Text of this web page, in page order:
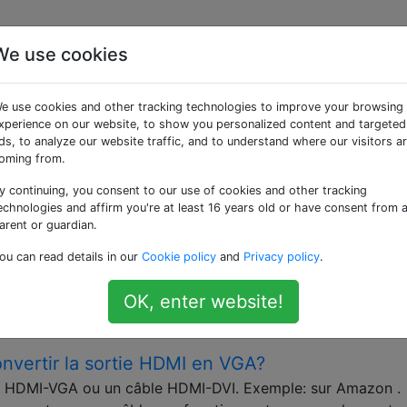
«hdmi»
Avec le RCA composite, HDMI est l'une des deux
Pi à activer HDMI?
connecté via HDMI à un téléviseur HD stupide. (Ne
le téléviseur (à la source et l'affichage via la
Si j'allume le Raspbmc et le téléviseur, mais que
la sortie HDMI en VGA?
VGA ou un câble HDMI-DVI. Exemple: sur Amazon .
use cookies
use cookies and other tracking technologies to improve your browsing
on our website, to show you personalized content and targeted
to analyze our website traffic, and to understand where our visitors
from.
continuing, you consent to our use of cookies and other tracking
and affirm you're at least 16 years old or have consent from a
or guardian.
can read details in our Cookie policy and Privacy policy.
OK, enter website!